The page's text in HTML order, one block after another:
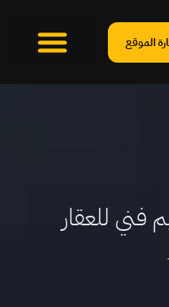
الموقع
فني للعقار